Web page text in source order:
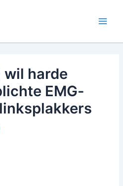
wil harde
EMG-